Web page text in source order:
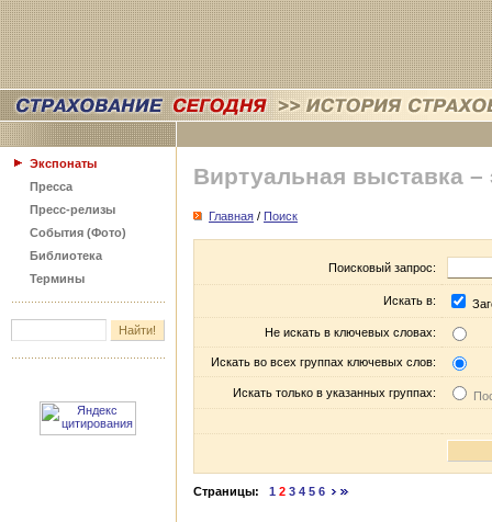
Экспонаты
Пресса
Пресс-релизы
События (Фото)
Библиотека
Термины
Виртуальная выставка –
Главная / Поиск
Поисковый запрос:
Искать в:
Не искать в ключевых словах:
Искать во всех группах ключевых слов:
Искать только в указанных группах:
Страницы: 1 2 3 4 5 6